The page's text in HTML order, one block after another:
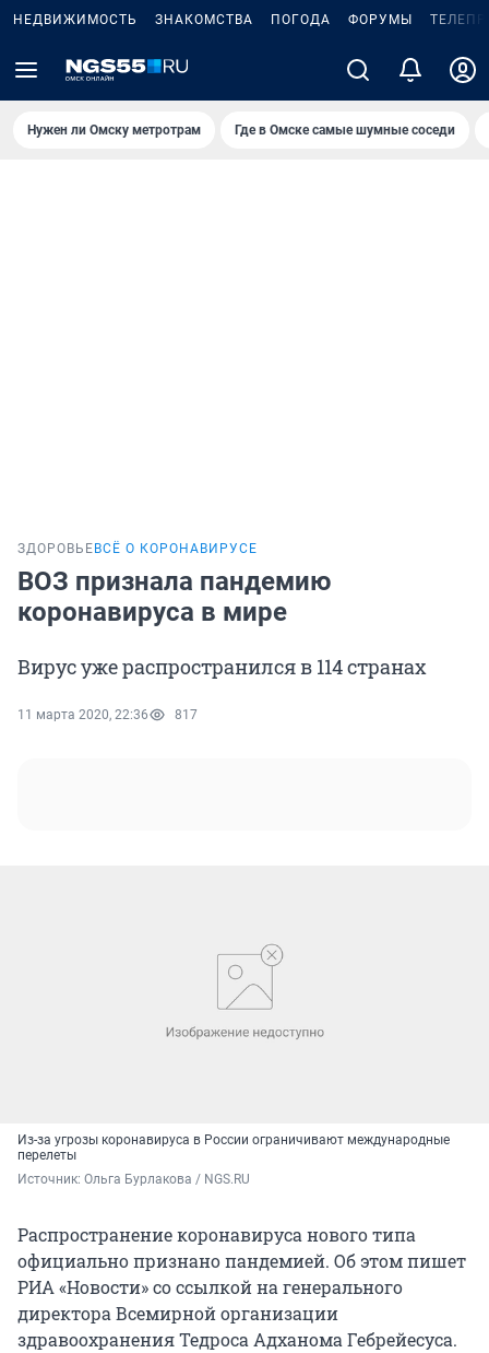
НЕДВИЖИМОСТЬ ЗНАКОМСТВА ПОГОДА ФОРУМЫ
Нужен ли Омску метротрам Где в Омске самые шумные соседи
ЗДОРОВЬЕ ВСЁ О КОРОНАВИРУСЕ
ВОЗ признала пандемию
коронавируса в мире
Вирус уже распространился в 114 странах
11 марта 2020, 22:36 817
Из-за угрозы коронавируса в России ограничивают международные
перелеты
Источник: Ольга Бурлакова / NGS.RU
Распространение коронавируса нового типа
официально признано пандемией. Об этом пишет
РИА «Новости» со ссылкой на генерального
директора Всемирной организации
здравоохранения Тедроса Адханома Гебрейесуса.